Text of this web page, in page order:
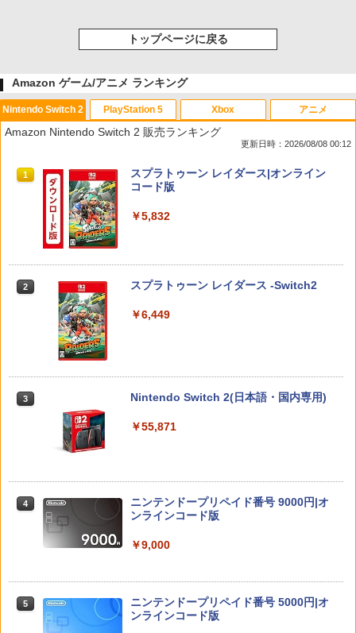
トップページに戻る
Amazon ゲーム/アニメ ランキング
Nintendo Switch 2
Amazon Nintendo Switch 2 販売ランキング
更新日時：2026/08/08 00:12
1
スプラトゥーン レイダース|オンライン
コード版
￥5,832
2 スプラトゥーン レイダース -Switch2
￥6,449
3 Nintendo Switch 2(日本語・国内専用)
￥55,871
4
ニンテンドープリペイド番号 9000円|オ
ンラインコード版
￥9,000
5
ニンテンドープリペイド番号 5000円|オ
ンラインコード版
PlayStation 5 Xbox アニメ